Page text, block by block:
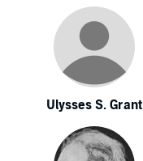
Ulysses S. Grant